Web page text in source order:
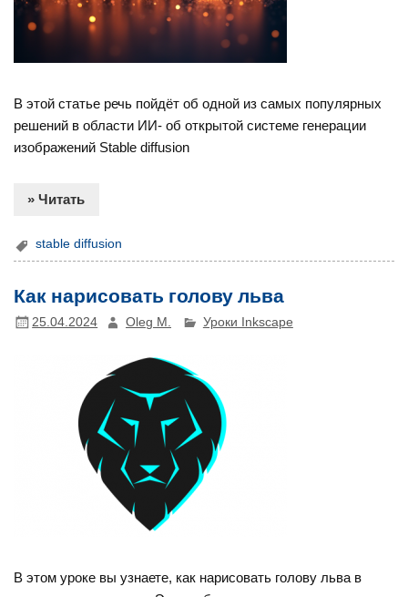
В этой статье речь пойдёт об одной из самых популярных
решений в области ИИ- об открытой системе генерации
изображений Stable diffusion
» Читать
stable diffusion
Как нарисовать голову льва
25.04.2024 Oleg M. Уроки Inkscape
В этом уроке вы узнаете, как нарисовать голову льва в